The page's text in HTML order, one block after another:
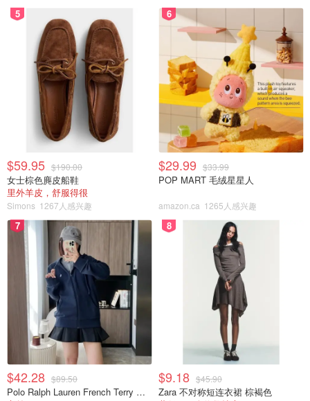
Ottawa Police Service
渥太华警察局（OPS）还发布公告，寻找一名12岁的青少
年，她最后一次被人看见是在5月31日在St. Laurent
Boulevard和Pleasant Park Road地区。
Keisha Larabie被描述为高加索人，身高5英尺4英寸，中等
身材，黑色短发，留着莫西干头。她最后一次被看到时身穿
黑色T恤、黑色长款运动衫、自行车短裤和黑色跑鞋。
公安局和家庭成员对她的安全感到担忧。任何知情者请拨打
613-236-1222联系OPS。可以通过拨打犯罪制止者的免费
电话1-800-222-8477或访问crimestoppers.ca提交匿名线
索。
来源：
citynews， citynews
“孩子你在哪？”亚裔男孩生日当天留下
一条短信后失踪，警方搜索无果，父
母以泪洗面期待一个奇迹！
省钱君
5
$59.95 $190.00
女士棕色麂皮船鞋
里外羊皮，舒服得很
Simons 1267人感兴趣
6
$29.99 $33.99
POP MART 毛绒星星人
amazon.ca 1265人感兴趣
7
$42.28 $89.50
Polo Ralph Lauren French Terry 女童连帽卫衣 7-16码
8
$9.18 $45.90
Zara 不对称短连衣裙 棕褐色